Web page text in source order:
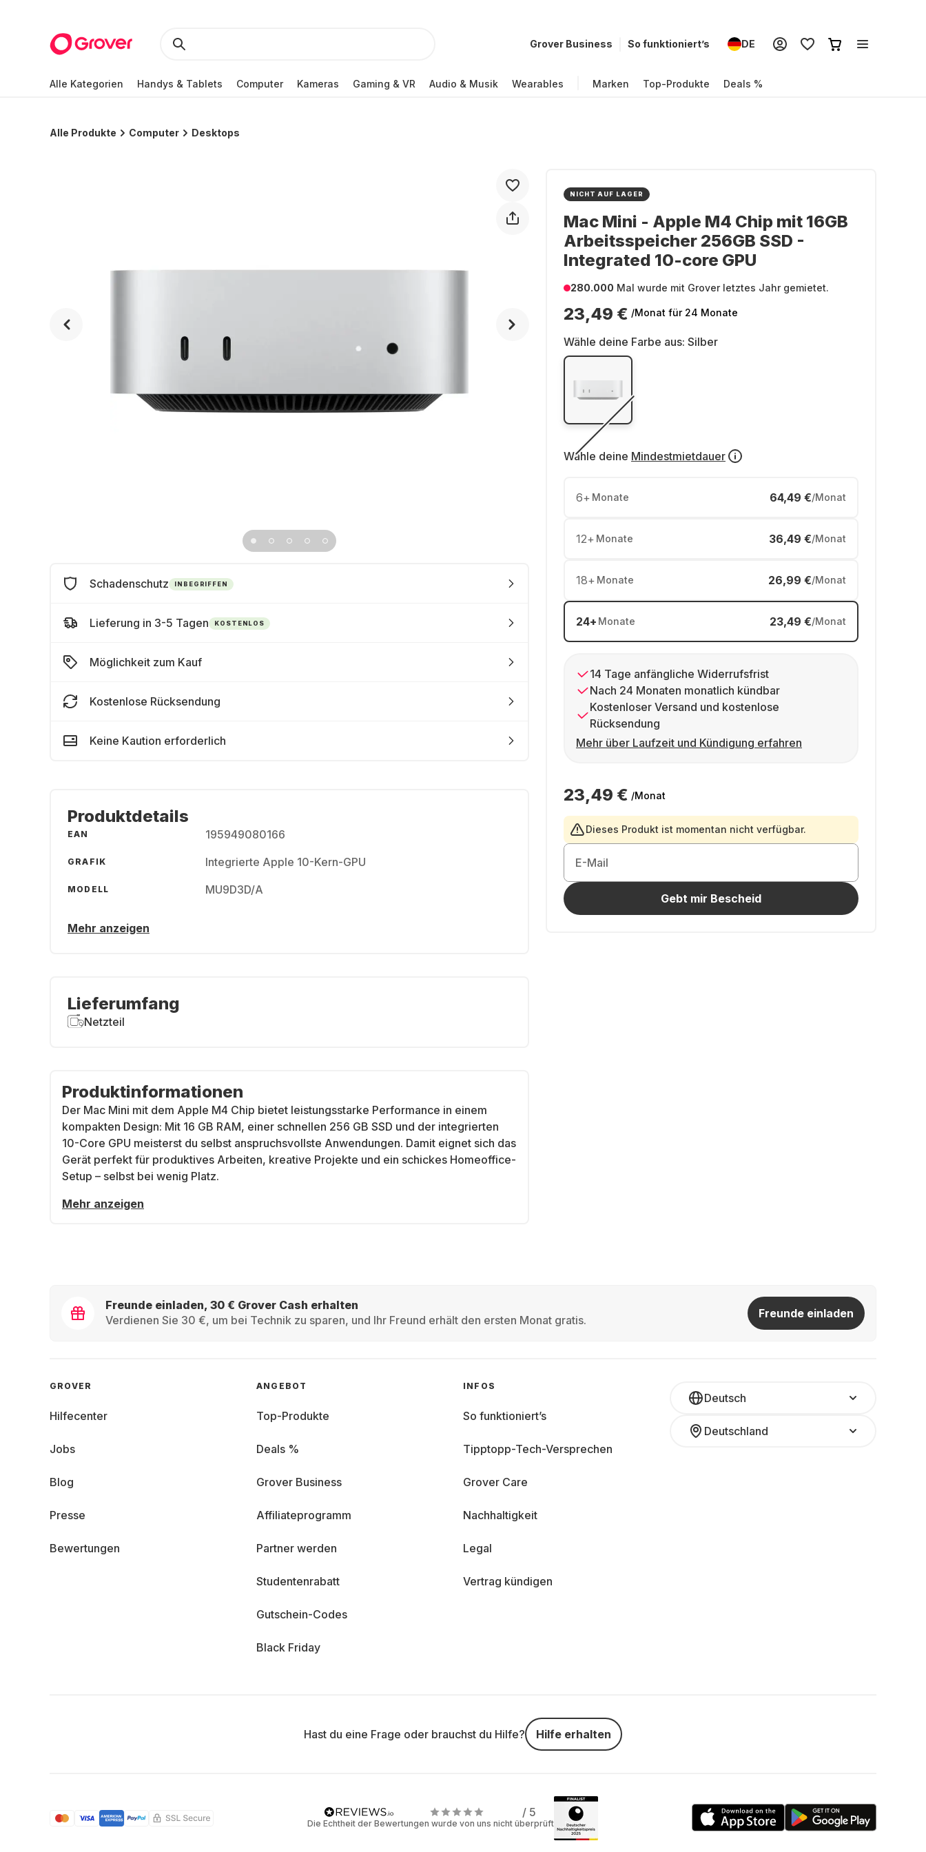
Grover Business So funktioniert’s DE
Alle Kategorien Handys & Tablets Computer Kameras Gaming & VR Audio & Musik Wearables Marken Top-Produkte Deals %
Alle Produkte Computer Desktops
NICHT AUF LAGER
Mac Mini - Apple M4 Chip mit 16GB
Arbeitsspeicher 256GB SSD -
Integrated 10-core GPU
280.000 Mal wurde mit Grover letztes Jahr gemietet.
23,49 € /Monat für 24 Monate
Wähle deine Farbe aus: Silber
Wähle deine Mindestmietdauer
6+ Monate 64,49 €/Monat
12+ Monate 36,49 €/Monat
18+ Monate 26,99 €/Monat
24+ Monate 23,49 €/Monat
14 Tage anfängliche Widerrufsfrist
Nach 24 Monaten monatlich kündbar
Kostenloser Versand und kostenlose
Rücksendung
Mehr über Laufzeit und Kündigung erfahren
23,49 € /Monat
Dieses Produkt ist momentan nicht verfügbar.
E-Mail
Gebt mir Bescheid
Schadenschutz INBEGRIFFEN
Lieferung in 3-5 Tagen KOSTENLOS
Möglichkeit zum Kauf
Kostenlose Rücksendung
Keine Kaution erforderlich
Produktdetails
EAN 195949080166
GRAFIK Integrierte Apple 10-Kern-GPU
MODELL MU9D3D/A
Mehr anzeigen
Lieferumfang
Netzteil
Produktinformationen
Der Mac Mini mit dem Apple M4 Chip bietet leistungsstarke Performance in einem
kompakten Design: Mit 16 GB RAM, einer schnellen 256 GB SSD und der integrierten
10-Core GPU meisterst du selbst anspruchsvollste Anwendungen. Damit eignet sich das
Gerät perfekt für produktives Arbeiten, kreative Projekte und ein schickes Homeoffice-
Setup – selbst bei wenig Platz.
Mehr anzeigen
Freunde einladen, 30 € Grover Cash erhalten
Verdienen Sie 30 €, um bei Technik zu sparen, und Ihr Freund erhält den ersten Monat gratis.
Freunde einladen
Deutsch
Deutschland
GROVER
Hilfecenter
Jobs
Blog
Presse
Bewertungen
ANGEBOT
Top-Produkte
Deals %
Grover Business
Affiliateprogramm
Partner werden
Studentenrabatt
Gutschein-Codes
Black Friday
INFOS
So funktioniert’s
Tipptopp-Tech-Versprechen
Grover Care
Nachhaltigkeit
Legal
Vertrag kündigen
Hast du eine Frage oder brauchst du Hilfe? Hilfe erhalten
/ 5
Die Echtheit der Bewertungen wurde von uns nicht überprüft